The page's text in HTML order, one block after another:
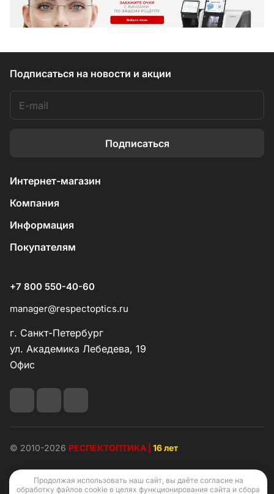
Подписаться на новости и акции
Подписаться
Интернет-магазин
Компания
Информация
Покупателям
+7 800 550-40-60
manager@respectoptics.ru
г. Санкт-Петербург
ул. Академика Лебедева, 19
Офис
© 2010-2026 РЕСПЕКТОПТИКА | 16 лет
Продолжая использовать наш сайт, вы даёте согласие на
обработку файлов cookie в целях функционирования сайта и сбора